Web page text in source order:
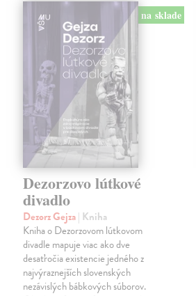
na sklade
Dezorzovo lútkové
divadlo
Dezorz Gejza| Kniha
Kniha o Dezorzovom lútkovom
divadle mapuje viac ako dve
desaťročia existencie jedného z
najvýraznejších slovenských
nezávislých bábkových súborov.